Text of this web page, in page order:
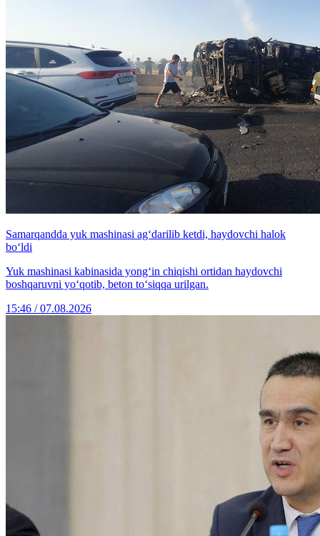
Samarqandda yuk mashinasi ag‘darilib ketdi, haydovchi halok
bo‘ldi
Yuk mashinasi kabinasida yong‘in chiqishi ortidan haydovchi
boshqaruvni yo‘qotib, beton to‘siqqa urilgan.
15:46 / 07.08.2026